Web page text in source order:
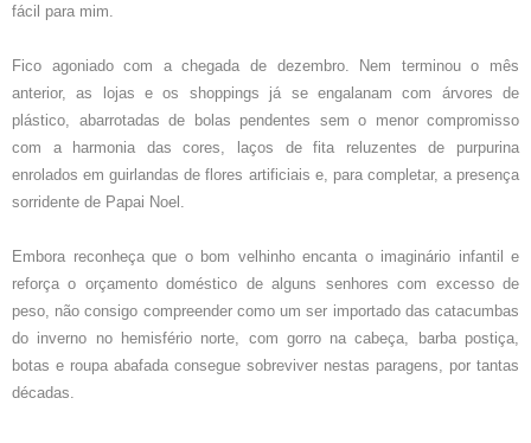
fácil para mim.
Fico agoniado com a chegada de dezembro. Nem terminou o mês
anterior, as lojas e os shoppings já se engalanam com árvores de
plástico, abarrotadas de bolas pendentes sem o menor compromisso
com a harmonia das cores, laços de fita reluzentes de purpurina
enrolados em guirlandas de flores artificiais e, para completar, a presença
sorridente de Papai Noel.
Embora reconheça que o bom velhinho encanta o imaginário infantil e
reforça o orçamento doméstico de alguns senhores com excesso de
peso, não consigo compreender como um ser importado das catacumbas
do inverno no hemisfério norte, com gorro na cabeça, barba postiça,
botas e roupa abafada consegue sobreviver nestas paragens, por tantas
décadas.